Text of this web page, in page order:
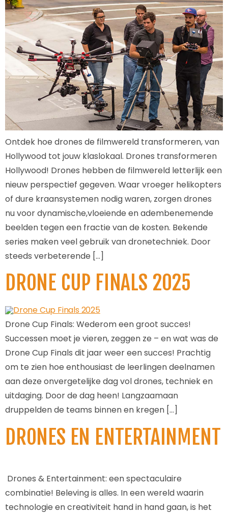
Ontdek hoe drones de filmwereld transformeren, van
Hollywood tot jouw klaslokaal. Drones transformeren
Hollywood! Drones hebben de filmwereld letterlijk een
nieuw perspectief gegeven. Waar vroeger helikopters
of dure kraansystemen nodig waren, zorgen drones
nu voor dynamische,vloeiende en adembenemende
beelden tegen een fractie van de kosten. Bekende
series maken veel gebruik van dronetechniek. Door
steeds verbeterende […]
DRONE CUP FINALS 2025
Drone Cup Finals: Wederom een groot succes!
Successen moet je vieren, zeggen ze – en wat was de
Drone Cup Finals dit jaar weer een succes! Prachtig
om te zien hoe enthousiast de leerlingen deelnamen
aan deze onvergetelijke dag vol drones, techniek en
uitdaging. Door de dag heen! Langzaamaan
druppelden de teams binnen en kregen […]
DRONES EN ENTERTAINMENT
Drones & Entertainment: een spectaculaire
combinatie! Beleving is alles. In een wereld waarin
technologie en creativiteit hand in hand gaan, is het